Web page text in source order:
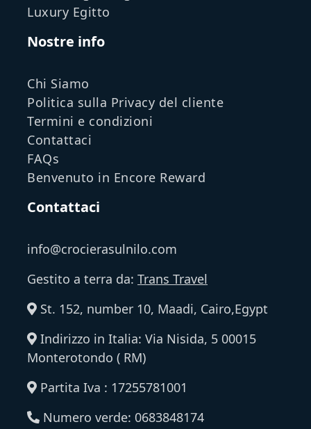
Luxury Egitto
Nostre info
Chi Siamo
Politica sulla Privacy del cliente
Termini e condizioni
Contattaci
FAQs
Benvenuto in Encore Reward
Contattaci
info@crocierasulnilo.com
Gestito a terra da: Trans Travel
St. 152, number 10, Maadi, Cairo,Egypt
Indirizzo in Italia: Via Nisida, 5 00015
Monterotondo ( RM)
Partita Iva : 17255781001
Numero verde: 0683848174